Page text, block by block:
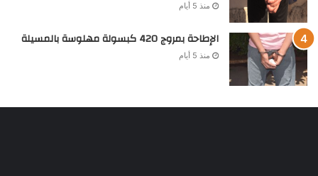
منذ 5 أيام
الإطاحة بمروج 420 كبسولة مهلوسة بالمسيلة
منذ 5 أيام